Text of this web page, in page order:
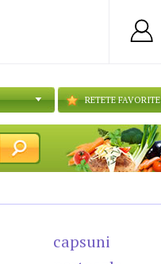
RETETE FAVORITE
capsuni